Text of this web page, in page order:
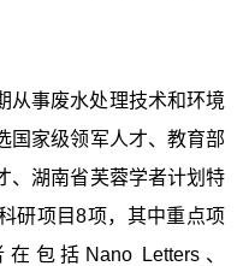
从事废水处理技术和环境
国家级领军人才、教育部
、湖南省芙蓉学者计划特
研项目8项，其中重点项
包括Nano Letters、